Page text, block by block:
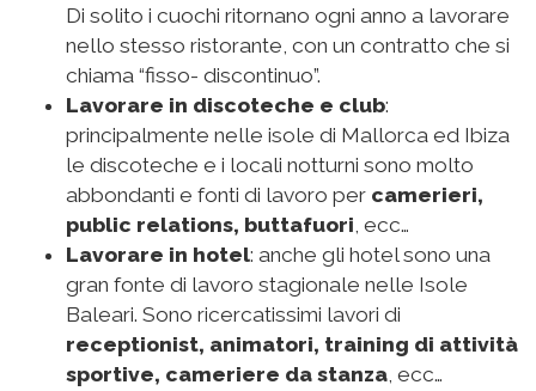
Di solito i cuochi ritornano ogni anno a lavorare
nello stesso ristorante, con un contratto che si
chiama “fisso- discontinuo”.
Lavorare in discoteche e club:
principalmente nelle isole di Mallorca ed Ibiza
le discoteche e i locali notturni sono molto
abbondanti e fonti di lavoro per camerieri,
public relations, buttafuori, ecc…
Lavorare in hotel: anche gli hotel sono una
gran fonte di lavoro stagionale nelle Isole
Baleari. Sono ricercatissimi lavori di
receptionist, animatori, training di attività
sportive, cameriere da stanza, ecc…